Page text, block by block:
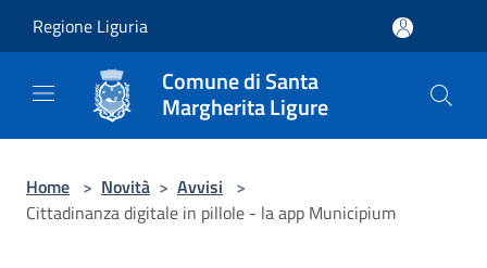
Regione Liguria
Comune di Santa
Margherita Ligure
Home > Novità > Avvisi >
Cittadinanza digitale in pillole - la app Municipium